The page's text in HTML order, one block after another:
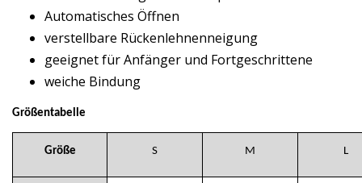
Automatisches Öffnen
verstellbare Rückenlehnenneigung
geeignet für Anfänger und Fortgeschrittene
weiche Bindung
Größentabelle
Größe S M L